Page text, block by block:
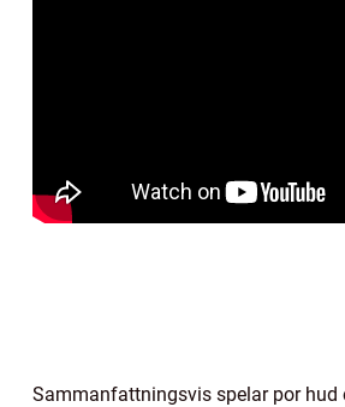
Sammanfattningsvis spelar por hud